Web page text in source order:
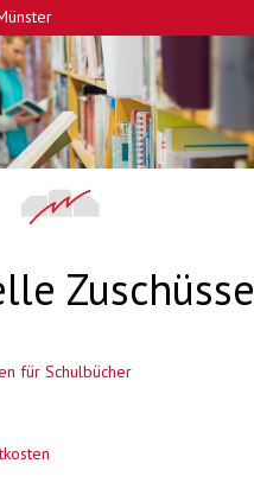
Zuschüsse
für Schulbücher